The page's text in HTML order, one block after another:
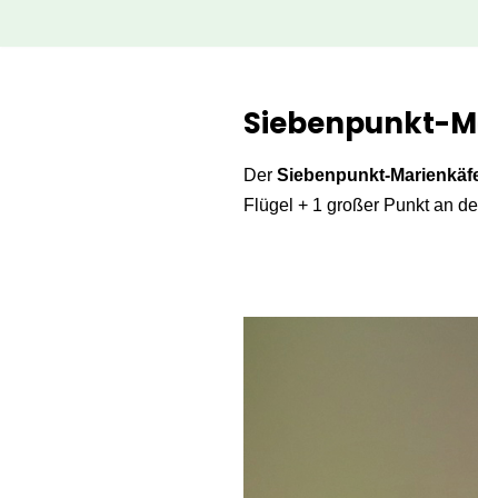
Siebenpunkt-
Der Siebenpunkt-
Flügel + 1 großer Punkt an